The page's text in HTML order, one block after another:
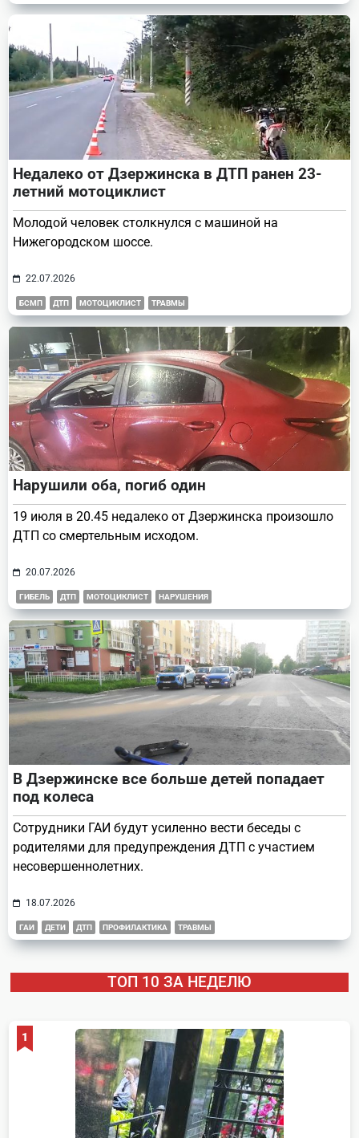
Недалеко от Дзержинска в ДТП ранен 23-
летний мотоциклист
Молодой человек столкнулся с машиной на
Нижегородском шоссе.
22.07.2026
БСМП ДТП МОТОЦИКЛИСТ ТРАВМЫ
Нарушили оба, погиб один
19 июля в 20.45 недалеко от Дзержинска произошло
ДТП со смертельным исходом.
20.07.2026
ГИБЕЛЬ ДТП МОТОЦИКЛИСТ НАРУШЕНИЯ
В Дзержинске все больше детей попадает
под колеса
Сотрудники ГАИ будут усиленно вести беседы с
родителями для предупреждения ДТП с участием
несовершеннолетних.
18.07.2026
ГАИ ДЕТИ ДТП ПРОФИЛАКТИКА ТРАВМЫ
ТОП 10 ЗА НЕДЕЛЮ